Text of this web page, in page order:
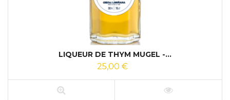
LIQUEUR DE THYM MUGEL -...
25,00 €